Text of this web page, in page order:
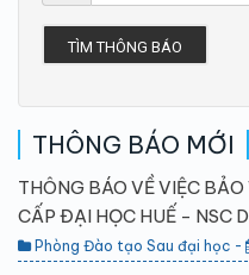
TÌM THÔNG BÁO
THÔNG BÁO MỚI
THÔNG BÁO VỀ VIỆC
CẤP ĐẠI HỌC HUẾ - NSC
Phòng Đào tạo Sau đại học -